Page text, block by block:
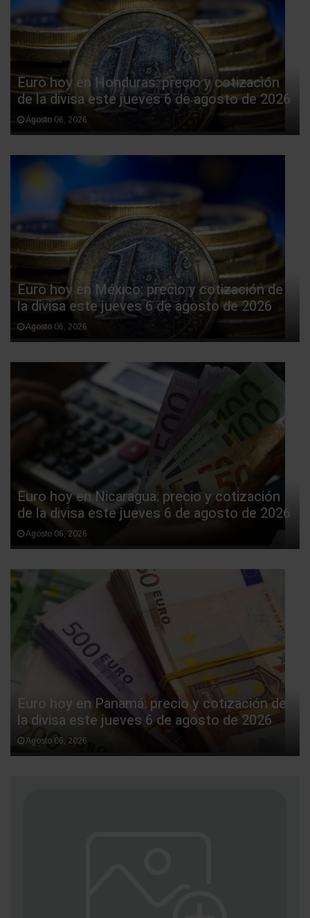
Euro hoy en Honduras: precio y cotización
de la divisa este jueves 6 de agosto de 2026
Agosto 06, 2026
Euro hoy en México: precio y cotización de
la divisa este jueves 6 de agosto de 2026
Agosto 06, 2026
Euro hoy en Nicaragua: precio y cotización
de la divisa este jueves 6 de agosto de 2026
Agosto 06, 2026
Euro hoy en Panamá: precio y cotización de
la divisa este jueves 6 de agosto de 2026
Agosto 06, 2026